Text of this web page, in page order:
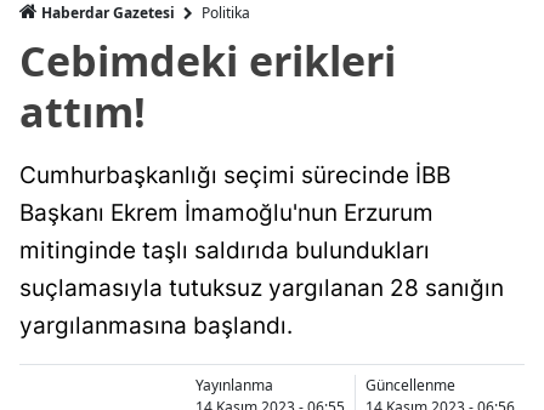
Haberdar Gazetesi Politika
Cebimdeki erikleri
attım!
Cumhurbaşkanlığı seçimi sürecinde İBB
Başkanı Ekrem İmamoğlu'nun Erzurum
mitinginde taşlı saldırıda bulundukları
suçlamasıyla tutuksuz yargılanan 28 sanığın
yargılanmasına başlandı.
Yayınlanma
Güncellenme